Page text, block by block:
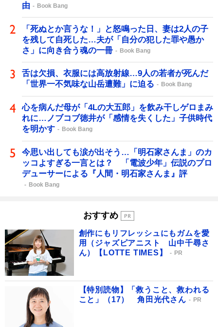
由
Book Bang
「死ぬとか言うな！」と怒鳴った日、妻は2人の子
を残して自死した…夫が「自分の犯した罪や愚か
さ」に向き合う魂の一冊
Book Bang
舌は欠損、衣服には高放射線…9人の若者が死んだ
「世界一不気味な山岳遭難」に迫る
Book Bang
心を病んだ母が「4Lの大五郎」を飲み干しゲロまみ
れに…ノブコブ徳井が「感情を失くした」子供時代
を明かす
Book Bang
今思い出しても涙が出そう…「明石家さんま」のカ
ッコよすぎる一言とは？ 「電波少年」伝説のプロ
デューサーによる『人間・明石家さんま』評
Book Bang
おすすめ
創作にもリフレッシュにもガムを愛
用（ジャズピアニスト 山中千尋さ
ん）【LOTTE TIMES】
PR
【特別読物】「救うこと、救われる
こと」（17） 角田光代さん
PR